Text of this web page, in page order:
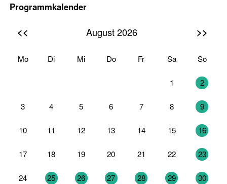
Programmkalender
<< August 2026 >>
Mo Di Mi Do Fr Sa So
1 2
3 4 5 6 7 8 9
10 11 12 13 14 15 16
17 18 19 20 21 22 23
24 25 26 27 28 29 30